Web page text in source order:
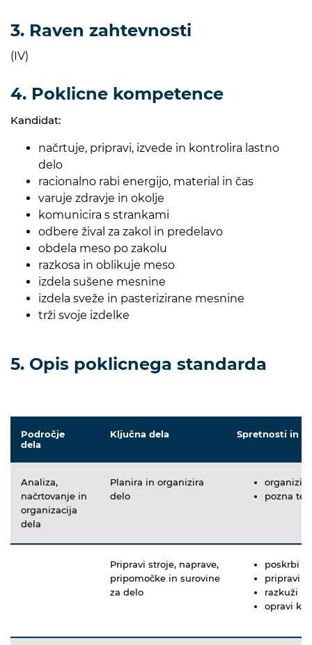
3. Raven zahtevnosti
(IV)
4. Poklicne kompetence
Kandidat:
načrtuje, pripravi, izvede in kontrolira lastno
delo
racionalno rabi energijo, material in čas
varuje zdravje in okolje
komunicira s strankami
odbere žival za zakol in predelavo
obdela meso po zakolu
razkosa in oblikuje meso
izdela sušene mesnine
izdela sveže in pasterizirane mesnine
trži svoje izdelke
5. Opis poklicnega standarda
Področje
dela
Ključna dela Spretnosti in
Analiza,
načrtovanje in
organizacija
dela
Planira in organizira
delo
pozna
Pripravi stroje, naprave,
pripomočke in surovine
za delo
poskrbi
pripravi
razkuži
opravi